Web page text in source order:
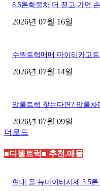
8.5톤화물차 더 끌고 가면
2026년 07월 16일
수원트럭매매 마이티카고
2026년 07월 14일
암롤트럭 찾는다면? 암롤
2026년 07월 09일
더로드
■디젤트럭■ 추천.매물
현대 올 뉴마이티시세 3.5